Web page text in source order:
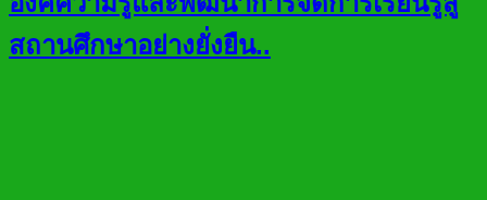
สถานศึกษาอย่างยั่งยืน..